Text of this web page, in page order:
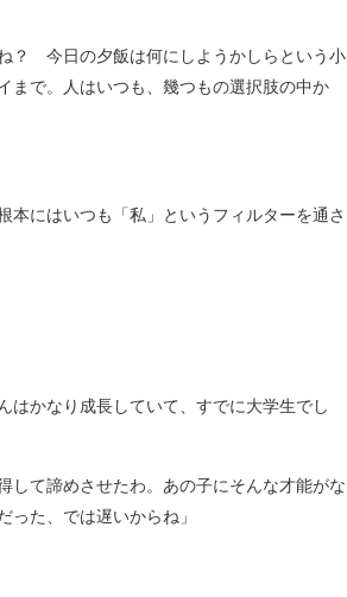
？ 今日の夕飯は何にしようかしらという小
まで。人はいつも、幾つもの選択肢の中か
にはいつも「私」というフィルターを通さ
はかなり成長していて、すでに大学生でし
して諦めさせたわ。あの子にそんな才能がな
た、では遅いからね」